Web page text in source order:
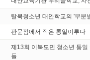
탈북청소년 대안학교의 '무분
판문점에서 작은 통일이루다
제13회 이북도민 청소년 통
들